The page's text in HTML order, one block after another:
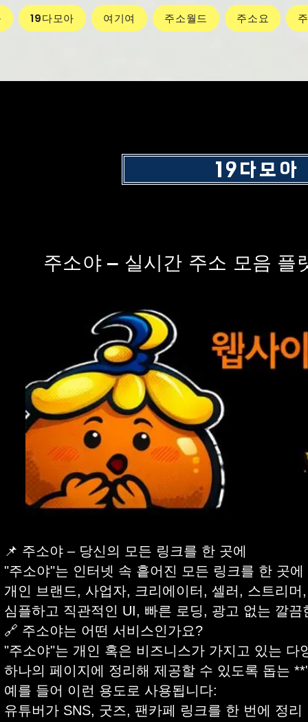
19다모아 여기여 주소월드 주소요
19다모아
주소야 – 실시간 주소 모음 플
📌 주소야 – 당신의 모든 링크를 한 곳에
"주소야"는 인터넷 속 흩어진 모든 링크를 한 곳
개인 브랜드, 사업자, 크리에이터, 셀러, 스트리
심플하고 직관적인 UI, 빠른 로딩, 광고 없는 깔
🔗 주소야는 어떤 서비스인가요?
"주소야"는 개인 혹은 비즈니스가 가지고 있는
하나의 페이지에 정리해 제공할 수 있도록 돕는
예를 들어 이런 용도로 사용됩니다:
유튜버가 SNS, 굿즈, 팬카페 링크를 한 번에 정리